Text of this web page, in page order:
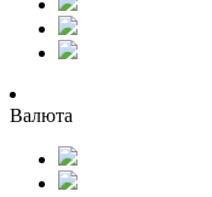
Валюта